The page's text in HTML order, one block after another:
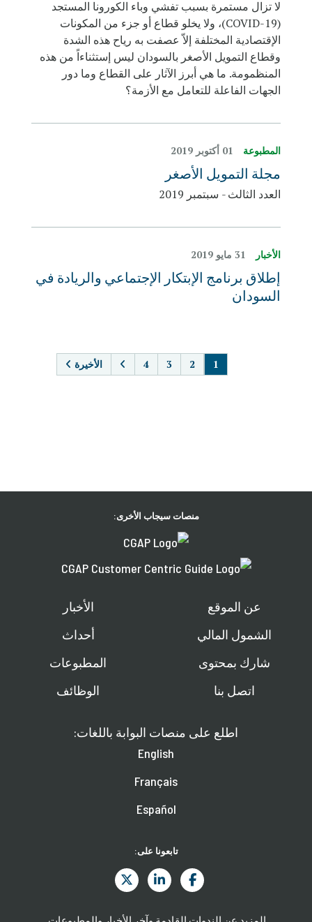
لا تزال مستمرة بسبب تفشي وباء الكورونا المستجد
(COVID-19)، ولا يخلو قطاع أو جزء من المكونات
الإقتصادية المختلفة إلاّ عصفت به رياح هذه الشدة
وقطاع التمويل الأصغر بالسودان ليس إستثناءاً من هذه
المنظمومة. ما هي أبرز الآثار على القطاع وما دور
الجهات الفاعلة للتعامل مع الأزمة؟
المطبوعة 01 أكتوبر 2019
مجلة التمويل الأصغر
العدد الثالث - سبتمبر 2019
الأخبار 31 مايو 2019
إطلاق برنامج الإبتكار الإجتماعي والريادة في
السودان
الأخيرة
منصات سيجاب الأخرى:
عن الموقع
الشمول المالي
شارك بمحتوى
اتصل بنا
الأخبار
أحداث
المطبوعات
الوظائف
اطلع على منصات البوابة باللغات:
English
Français
Español
تابعونا على: